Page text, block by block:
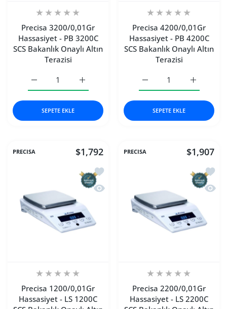
Precisa 3200/0,01Gr
Hassasiyet - PB 3200C
SCS Bakanlık Onaylı Altın
Terazisi
Precisa 3200/0,01Gr Hassasiyet - PB
Precisa 3200/0,01Gr Hassasiyet - PB 3200C SCS
SEPETE EKLE
Precisa 4200/0,01Gr
Hassasiyet - PB 4200C
SCS Bakanlık Onaylı Altın
Terazisi
Precisa
Precisa 4200/0,01Gr
SEPETE EKLE
PRECISA $1,792
İstek listesine ekle Precisa 1200/
Hızlı Görünüm Precisa 1200/0,01Gr
Precisa 1200/0,01Gr
Hassasiyet - LS 1200C
PRECISA $1,907
İstek
Hızlı
Precisa 2200/0,01Gr
Hassasiyet - LS 2200C